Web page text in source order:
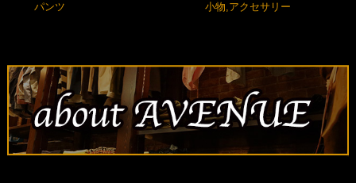
パンツ 小物,アクセサリー